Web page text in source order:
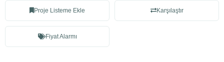
Proje Listeme Ekle Karşılaştır
Fiyat Alarmı